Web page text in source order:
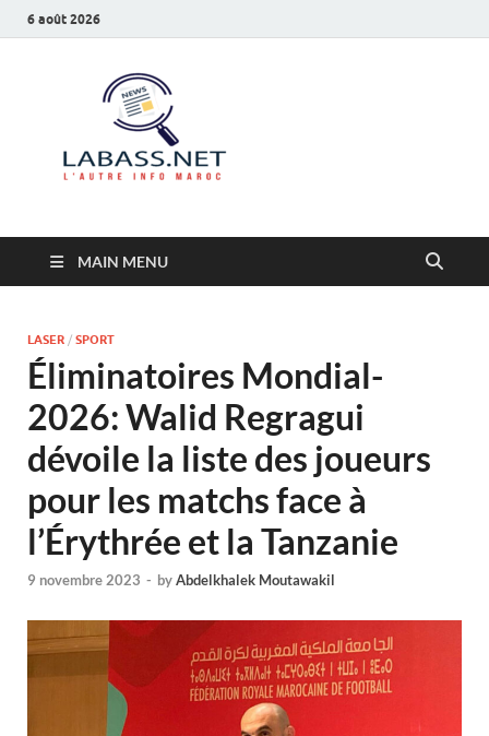
6 août 2026
MAIN MENU
LASER / SPORT
Éliminatoires Mondial-
2026: Walid Regragui
dévoile la liste des joueurs
pour les matchs face à
l’Érythrée et la Tanzanie
9 novembre 2023 - byAbdelkhalek Moutawakil